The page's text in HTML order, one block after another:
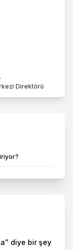
Direktörü
diye bir şey